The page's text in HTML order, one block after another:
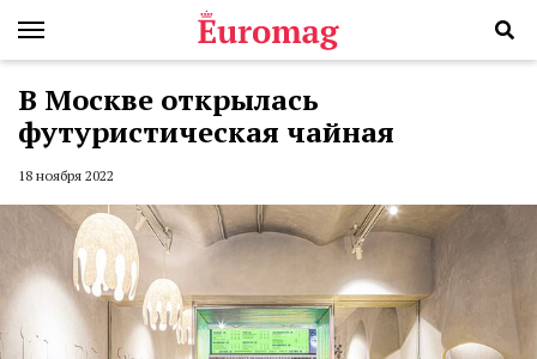
В Москве открылась
футуристическая чайная
18 ноября 2022